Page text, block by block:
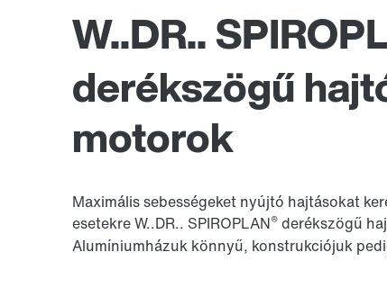
W..DR..
derékszögű
motorok
Maximális sebességeket nyújtó hajtásokat
esetekre W..DR.. SPIROPLAN® derékszögű
Alumíniumházuk könnyű, konstrukciójuk